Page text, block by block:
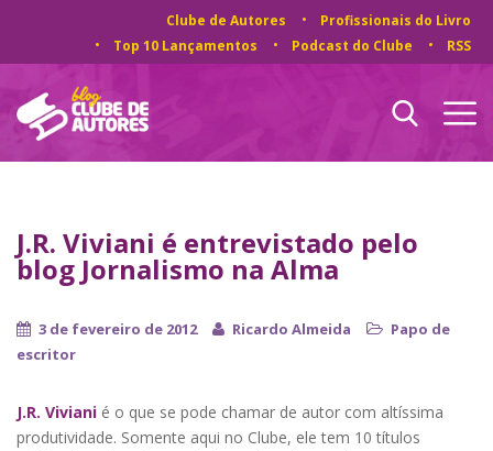
Clube de Autores
Profissionais do Livro
Top 10 Lançamentos
Podcast do Clube RSS
J.R. Viviani é entrevistado pelo
blog Jornalismo na Alma
3 de fevereiro de 2012 Ricardo Almeida
Papo de
escritor
J.R. Viviani é o que se pode chamar de autor com altíssima
produtividade. Somente aqui no Clube, ele tem 10 títulos